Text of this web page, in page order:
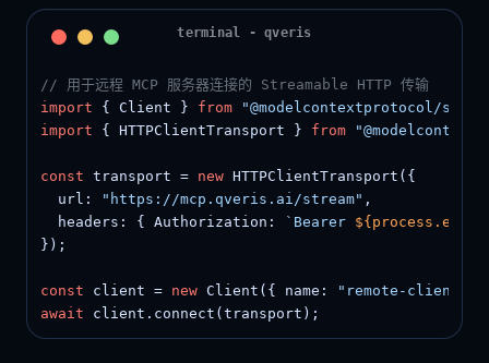
// 用于远程 MCP 服务器连接的 Streamable HTTP 传输
import { Client } from
"@modelcontextprotocol/
import { HTTPClientTransport } from
const transport = new HTTPClientTransport({
  url:
"https://mcp.qveris.ai/stream" ,
  headers: { Authorization:
`Bearer
});
const client = new Client({ name: "remote-client"
await client.connect(transport);